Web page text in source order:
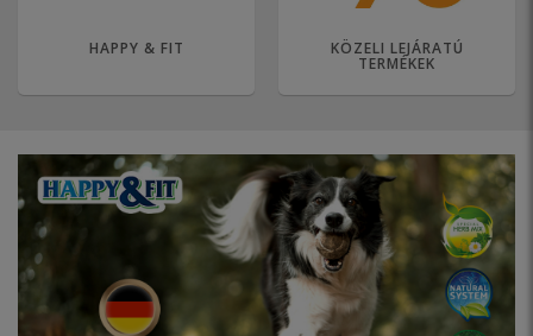
HAPPY & FIT KÖZELI LEJÁRATÚ
TERMÉKEK